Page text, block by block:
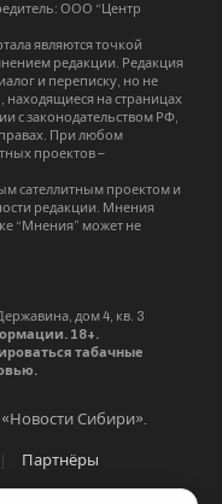
ООО “Центр
являются точкой
редакции. Редакция
и переписку, но не
находящиеся на страницах
с законодательством РФ,
При любом
проектов –
сателлитным проектом и
редакции. Мнения
“Мнения” может не
дом 4, кв. 3
18+.
табачные
Сибири».
Партнёры